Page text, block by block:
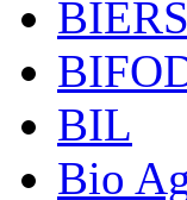
BIL
Bio